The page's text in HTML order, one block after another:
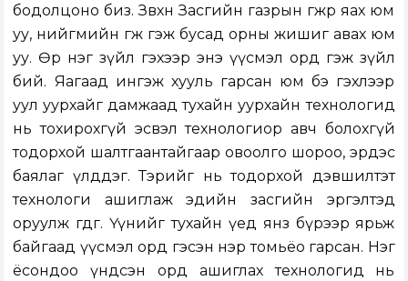
бодолцоно биз. Зөвхөн Засгийн газрын өгөөжөөр яах юм
уу, нийгмийн өгөөж гэж бусад орны жишиг авах юм
уу. Өөр нэг зүйл гэхээр энэ үүсмэл орд гэж зүйл
бий. Яагаад ингэж хууль гарсан юм бэ гэхлээр
уул уурхайг дамжаад тухайн уурхайн технологид
нь тохирохгүй эсвэл технологиор авч болохгүй
тодорхой шалтгаантайгаар овоолго шороо, эрдэс
баялаг үлддэг. Тэрийг нь тодорхой дэвшилтэт
технологи ашиглаж эдийн засгийн эргэлтэд
оруулж өгдөг. Үүнийг тухайн үед янз бүрээр ярьж
байгаад үүсмэл орд гэсэн нэр томьёо гарсан. Нэг
ёсондоо үндсэн орд ашиглах технологид нь